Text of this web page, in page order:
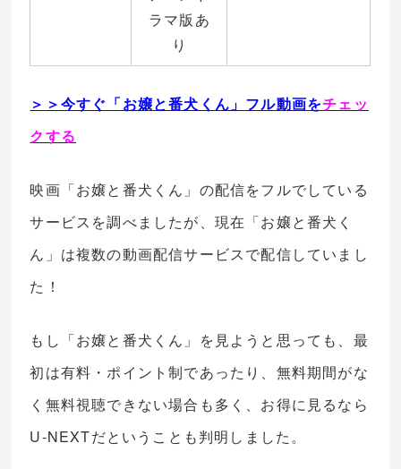
ラマ版あ
り
＞＞今すぐ「お嬢と番犬くん」フル動画をチェッ
クする
映画「お嬢と番犬くん」の配信をフルでしている
サービスを調べましたが、現在「お嬢と番犬く
ん」は複数の動画配信サービスで配信していまし
た！
もし「お嬢と番犬くん」を見ようと思っても、最
初は有料・ポイント制であったり、無料期間がな
く無料視聴できない場合も多く、お得に見るなら
U-NEXTだということも判明しました。